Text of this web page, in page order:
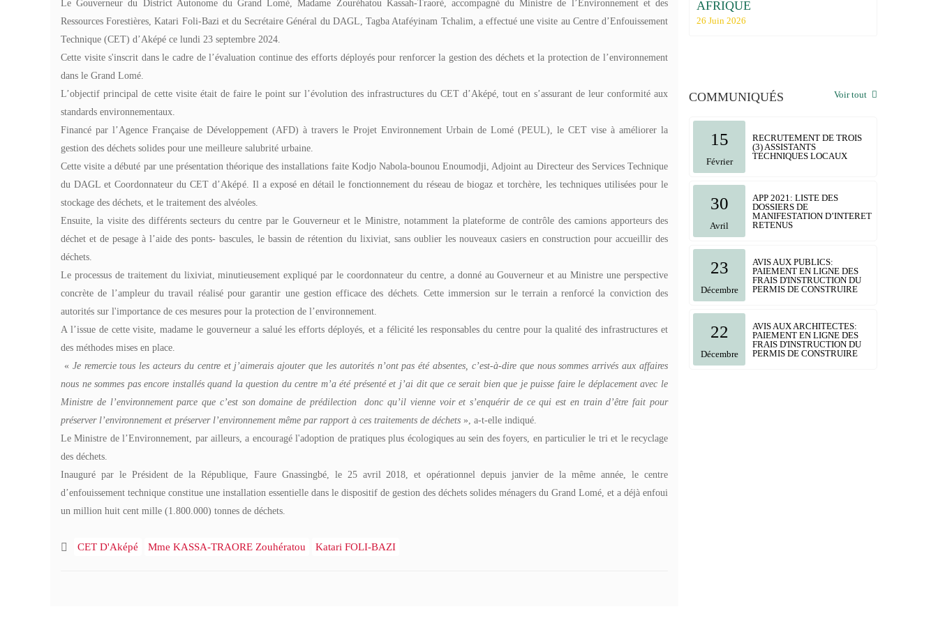
Le Gouverneur du District Autonome du Grand Lomé, Madame Zouréhatou Kassah-Traoré, accompagné du Ministre de l’Environnement et des
Ressources Forestières, Katari Foli-Bazi et du Secrétaire Général du DAGL, Tagba Ataféyinam Tchalim, a effectué une visite au Centre d’Enfouissement
Technique (CET) d’Aképé ce lundi 23 septembre 2024.
Cette visite s'inscrit dans le cadre de l’évaluation continue des efforts déployés pour renforcer la gestion des déchets et la protection de l’environnement
dans le Grand Lomé.
L’objectif principal de cette visite était de faire le point sur l’évolution des infrastructures du CET d’Aképé, tout en s’assurant de leur conformité aux
standards environnementaux.
Financé par l’Agence Française de Développement (AFD) à travers le Projet Environnement Urbain de Lomé (PEUL), le CET vise à améliorer la
gestion des déchets solides pour une meilleure salubrité urbaine.
Cette visite a débuté par une présentation théorique des installations faite Kodjo Nabola-bounou Enoumodji, Adjoint au Directeur des Services Technique
du DAGL et Coordonnateur du CET d’Aképé. Il a exposé en détail le fonctionnement du réseau de biogaz et torchère, les techniques utilisées pour le
stockage des déchets, et le traitement des alvéoles.
Ensuite, la visite des différents secteurs du centre par le Gouverneur et le Ministre, notamment la plateforme de contrôle des camions apporteurs des
déchet et de pesage à l’aide des ponts- bascules, le bassin de rétention du lixiviat, sans oublier les nouveaux casiers en construction pour accueillir des
déchets.
Le processus de traitement du lixiviat, minutieusement expliqué par le coordonnateur du centre, a donné au Gouverneur et au Ministre une perspective
concrète de l’ampleur du travail réalisé pour garantir une gestion efficace des déchets. Cette immersion sur le terrain a renforcé la conviction des
autorités sur l'importance de ces mesures pour la protection de l’environnement.
A l’issue de cette visite, madame le gouverneur a salué les efforts déployés, et a félicité les responsables du centre pour la qualité des infrastructures et
des méthodes mises en place.
« Je remercie tous les acteurs du centre et j’aimerais ajouter que les autorités n’ont pas été absentes, c’est-à-dire que nous sommes arrivés aux affaires
nous ne sommes pas encore installés quand la question du centre m’a été présenté et j’ai dit que ce serait bien que je puisse faire le déplacement avec le
Ministre de l’environnement parce que c’est son domaine de prédilection donc qu’il vienne voir et s’enquérir de ce qui est en train d’être fait pour
préserver l’environnement et préserver l’environnement même par rapport à ces traitements de déchets », a-t-elle indiqué.
Le Ministre de l’Environnement, par ailleurs, a encouragé l'adoption de pratiques plus écologiques au sein des foyers, en particulier le tri et le recyclage
des déchets.
Inauguré par le Président de la République, Faure Gnassingbé, le 25 avril 2018, et opérationnel depuis janvier de la même année, le centre
d’enfouissement technique constitue une installation essentielle dans le dispositif de gestion des déchets solides ménagers du Grand Lomé, et a déjà enfoui
un million huit cent mille (1.800.000) tonnes de déchets.
CET D'Aképé Mme KASSA-TRAORE Zouhératou Katari FOLI-BAZI
Lomé
04 Mai 2026
marquage fiscal au cœur des
discussions
AFRIQUE
26 Juin 2026
COMMUNIQUÉS Voir tout
15
Février
RECRUTEMENT DE TROIS
(3) ASSISTANTS
TECHNIQUES LOCAUX
30
Avril
APP 2021: LISTE DES
DOSSIERS DE
MANIFESTATION D’INTERET
RETENUS
23
Décembre
AVIS AUX PUBLICS:
PAIEMENT EN LIGNE DES
FRAIS D'INSTRUCTION DU
PERMIS DE CONSTRUIRE
22
Décembre
AVIS AUX ARCHITECTES:
PAIEMENT EN LIGNE DES
FRAIS D'INSTRUCTION DU
PERMIS DE CONSTRUIRE